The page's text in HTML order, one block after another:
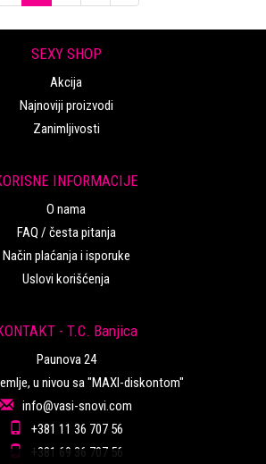
SEXY SHOP
Akcija
Najnoviji proizvodi
Zanimljivosti
INFORMACIJE
O nama
FAQ / česta pitanja
Način plaćanja i isporuke
Uslovi korišćenja
- T.C. Banjica
Paunova 24
u nivou sa "MAXI-diskontom"
info@vasi-snovi.com
+381 11 36 707 56
+381 69 36 707 56